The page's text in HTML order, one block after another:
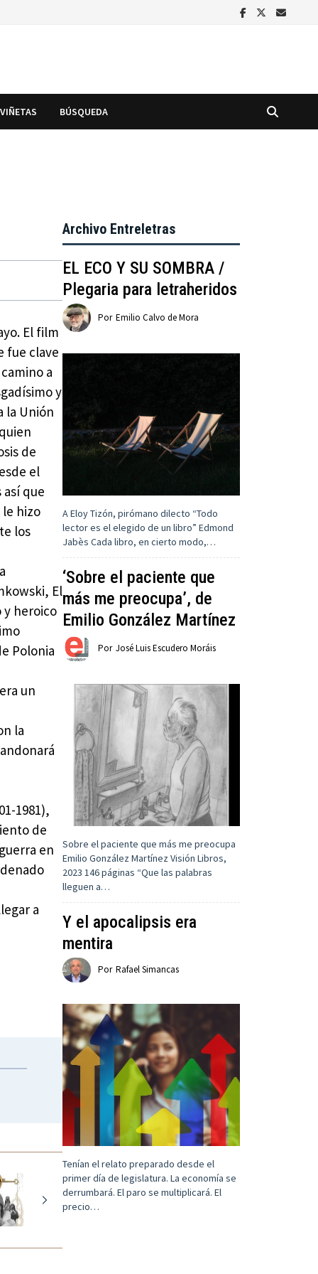
VIÑETAS BÚSQUEDA
El film
fue clave
a
y
la Unión
de
el
que
hizo
los
El
y heroico
Polonia
un
la
1981),
de
en
a
Archivo Entreletras
EL ECO Y SU SOMBRA /
Plegaria para letraheridos
Por Emilio Calvo de Mora
A Eloy Tizón, pirómano dilecto “Todo
lector es el elegido de un libro” Edmond
Jabès Cada libro, en cierto modo,…
‘Sobre el paciente que
más me preocupa’, de
Emilio González Martínez
Por José Luis Escudero Moráis
Sobre el paciente que más me preocupa
Emilio González Martínez Visión Libros,
2023 ‎146 páginas “Que las palabras
lleguen a…
Y el apocalipsis era
mentira
Por Rafael Simancas
Tenían el relato preparado desde el
primer día de legislatura. La economía se
derrumbará. El paro se multiplicará. El
precio…